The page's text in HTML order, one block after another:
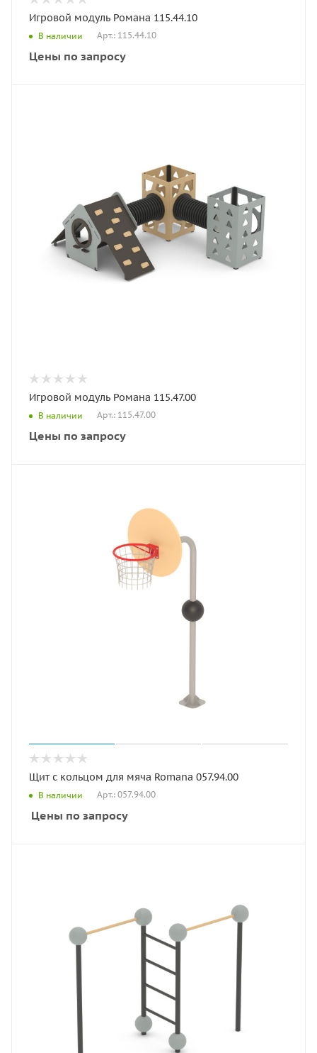
Игровой модуль Романа 115.44.10
В наличии Арт.: 115.44.10
Цены по запросу
Игровой модуль Романа 115.47.00
В наличии Арт.: 115.47.00
Цены по запросу
Щит с кольцом для мяча Romana 057.94.00
В наличии Арт.: 057.94.00
Цены по запросу